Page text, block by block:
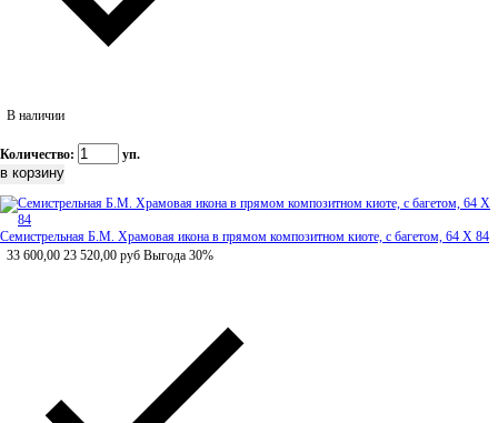
В наличии
Количество: уп.
Семистрельная Б.М. Храмовая икона в прямом композитном киоте, с багетом, 64 Х 84
33 600,00 23 520,00 руб Выгода 30%